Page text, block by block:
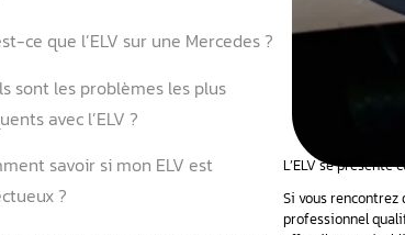
4. Autres réparations du garage
automobile Aurel
FAQ
Qu’est-ce que l’ELV sur une Mercedes ?